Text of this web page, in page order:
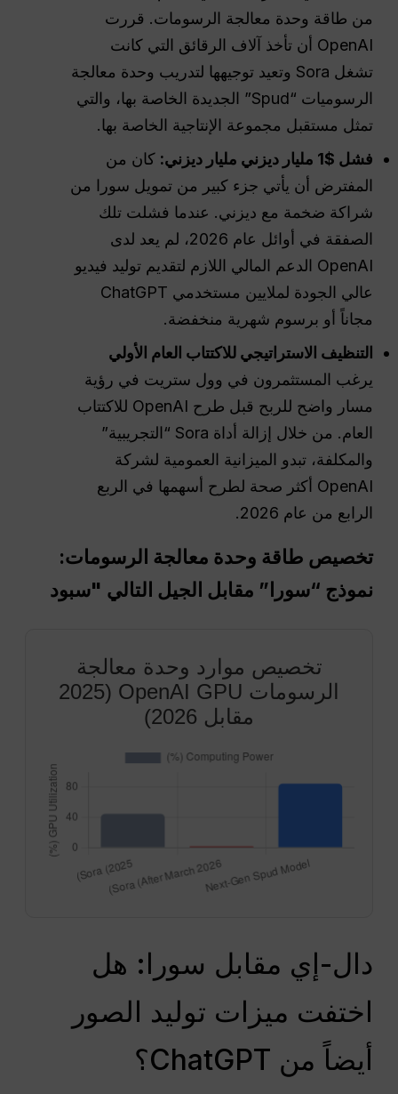
من طاقة وحدة معالجة الرسومات. قررت
OpenAI أن تأخذ آلاف الرقائق التي كانت
تشغل Sora وتعيد توجيهها لتدريب وحدة معالجة
الرسوميات “Spud” الجديدة الخاصة بها، والتي
تمثل مستقبل مجموعة الإنتاجية الخاصة بها.
فشل $1 مليار ديزني مليار ديزني:
كان من
المفترض أن يأتي جزء كبير من تمويل سورا من
شراكة ضخمة مع ديزني. عندما فشلت تلك
الصفقة في أوائل عام 2026، لم يعد لدى
OpenAI الدعم المالي اللازم لتقديم توليد فيديو
عالي الجودة لملايين مستخدمي ChatGPT
مجاناً أو برسوم شهرية منخفضة.
التنظيف الاستراتيجي للاكتتاب العام الأولي
يرغب المستثمرون في وول ستريت في رؤية
مسار واضح للربح قبل طرح OpenAI للاكتتاب
العام. من خلال إزالة أداة Sora “التجريبية”
والمكلفة، تبدو الميزانية العمومية لشركة
OpenAI أكثر صحة لطرح أسهمها في الربع
الرابع من عام 2026.
تخصيص طاقة وحدة معالجة الرسومات:
نموذج “سورا” مقابل الجيل التالي "سبود
تخصيص موارد وحدة معالجة
الرسومات OpenAI GPU (2025
مقابل 2026)
دال-إي مقابل سورا: هل
اختفت ميزات توليد الصور
أيضاً من ChatGPT؟